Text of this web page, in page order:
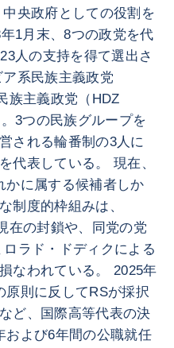
央政府としての役割を
1月末、8つの政党を代
人の支持を得て選出さ
系民族主義政党
族主義政党（HDZ
3つの民族グループを
される輪番制の3人に
代表している。 現在、
かに属する候補者しか
制度的枠組みは、
在の封鎖や、同党の党
ラド・ドディクによる
なわれている。 2025年
原則に反してRSが採択
ど、国際高等代表の決
および6年間の公職就任